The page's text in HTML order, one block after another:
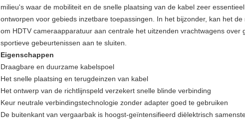
milieu's waar de mobiliteit en de snelle plaatsing van de kabel zeer
ontworpen voor gebieds inzetbare toepassingen. In het bijzonder, kan het
om HDTV cameraapparatuur aan centrale het uitzenden vrachtwagens over
sportieve gebeurtenissen aan te sluiten.
Eigenschappen
Draagbare en duurzame kabelspoel
Het snelle plaatsing en terugdeinzen van kabel
Het ontwerp van de richtlijnspeld verzekert snelle blinde verbinding
Keur neutrale verbindingstechnologie zonder adapter goed te gebruiken
De buitenkant van vergaarbak is hoogst-geïntensifieerd diëlektrisch